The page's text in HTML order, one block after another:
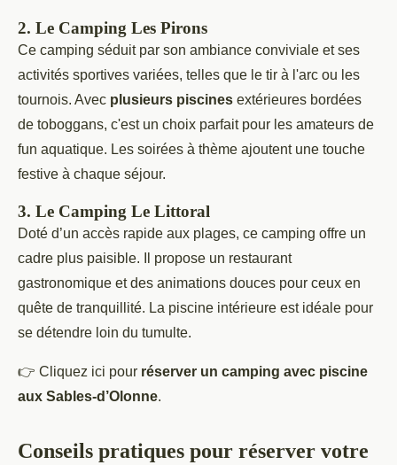
2. Le Camping Les Pirons
Ce camping séduit par son ambiance conviviale et ses
activités sportives variées, telles que le tir à l'arc ou les
tournois. Avec plusieurs piscines extérieures bordées
de toboggans, c'est un choix parfait pour les amateurs de
fun aquatique. Les soirées à thème ajoutent une touche
festive à chaque séjour.
3. Le Camping Le Littoral
Doté d’un accès rapide aux plages, ce camping offre un
cadre plus paisible. Il propose un restaurant
gastronomique et des animations douces pour ceux en
quête de tranquillité. La piscine intérieure est idéale pour
se détendre loin du tumulte.
👉 Cliquez ici pour réserver un camping avec piscine
aux Sables-d’Olonne.
Conseils pratiques pour réserver votre